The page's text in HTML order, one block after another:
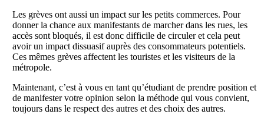
Les grèves ont aussi un impact sur les petits commerces. Pour
donner la chance aux manifestants de marcher dans les rues, les
accès sont bloqués, il est donc difficile de circuler et cela peut
avoir un impact dissuasif auprès des consommateurs potentiels.
Ces mêmes grèves affectent les touristes et les visiteurs de la
métropole.
Maintenant, c’est à vous en tant qu’étudiant de prendre position et
de manifester votre opinion selon la méthode qui vous convient,
toujours dans le respect des autres et des choix des autres.